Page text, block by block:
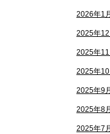
2026年1月
2025年12
2025年11
2025年10
2025年9月
2025年8月
2025年7月